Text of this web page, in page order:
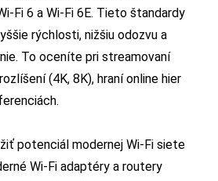
Fi 6 a Wi-Fi 6E. Tieto štandardy
rýchlosti, nižšiu odozvu a
To oceníte pri streamovaní
(4K, 8K), hraní online hier
potenciál modernej Wi-Fi siete
Wi-Fi adaptéry a routery